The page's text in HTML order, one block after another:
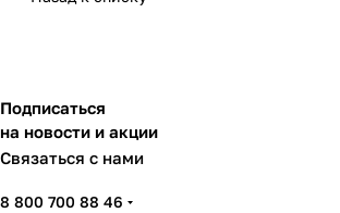
Подписаться
на новости и акции
Связаться с нами
8 800 700 88 46